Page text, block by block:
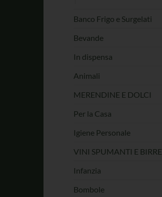
Banco Frigo e Surgelati
Bevande
In dispensa
Animali
MERENDINE E DOLCI
Per la Casa
Igiene Personale
VINI SPUMANTI E BIRRE
Infanzia
Bombole